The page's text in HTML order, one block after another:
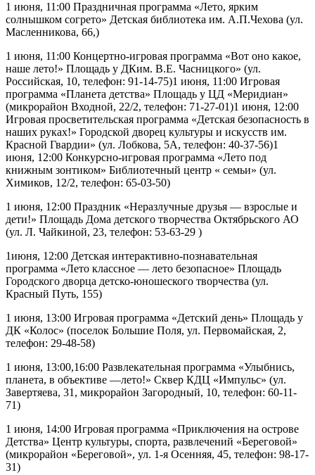
1 июня, 11:00 Праздничная программа «Лето, ярким
солнышком согрето» Детская библиотека им. А.П.Чехова (ул.
Масленникова, 66,)
1 июня, 11:00 Концертно-игровая программа «Вот оно какое,
наше лето!» Площадь у ДКим. В.Е. Часницкого» (ул.
Российская, 10, телефон: 91-14-75)1 июня, 11:00 Игровая
программа «Планета детства» Площадь у ЦД «Меридиан»
(микрорайон Входной, 22/2, телефон: 71-27-01)1 июня, 12:00
Игровая просветительская программа «Детская безопасность в
наших руках!» Городской дворец культуры и искусств им.
Красной Гвардии» (ул. Лобкова, 5А, телефон: 40-37-56)1
июня, 12:00 Конкурсно-игровая программа «Лето под
книжным зонтиком» Библиотечный центр « семьи» (ул.
Химиков, 12/2, телефон: 65-03-50)
1 июня, 12:00 Праздник «Неразлучные друзья — взрослые и
дети!» Площадь Дома детского творчества Октябрьского АО
(ул. Л. Чайкиной, 23, телефон: 53-63-29 )
1июня, 12:00 Детская интерактивно-познавательная
программа «Лето классное — лето безопасное» Площадь
Городского дворца детско-юношеского творчества (ул.
Красный Путь, 155)
1 июня, 13:00 Игровая программа «Детский день» Площадь у
ДК «Колос» (поселок Большие Поля, ул. Первомайская, 2,
телефон: 29-48-58)
1 июня, 13:00,16:00 Развлекательная программа «Улыбнись,
планета, в объективе —лето!» Сквер КДЦ «Импульс» (ул.
Завертяева, 31, микрорайон Загородный, 10, телефон: 60-11-
71)
1 июня, 14:00 Игровая программа «Приключения на острове
Детства» Центр культуры, спорта, развлечений «Береговой»
(микрорайон «Береговой», ул. 1-я Осенняя, 45, телефон: 98-17-
31)